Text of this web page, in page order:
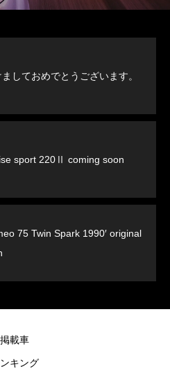
しておめでとうございます。
Lotus Elise sport 220Ⅱ coming soon
75 Twin Spark 1990′ original
掲載車
キング